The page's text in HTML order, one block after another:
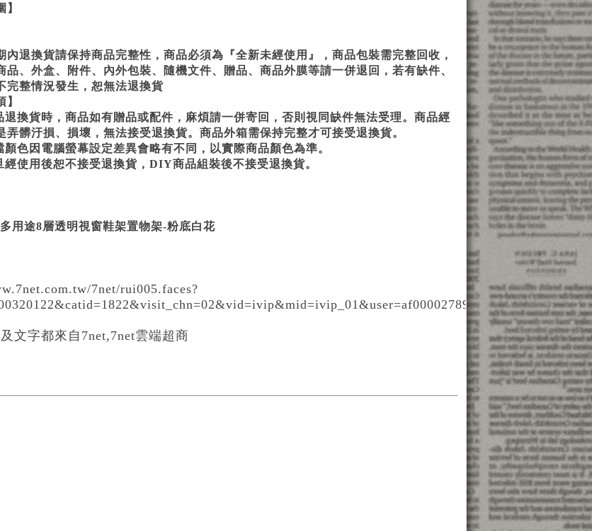
】
內退換貨請保持商品完整性，商品必須為『全新未經使用』，商品包裝需完整回收，
品、外盒、附件、內外包裝、隨機文件、贈品、商品外膜等請一併退回，若有缺件、
完整情況發生，恕無法退換貨
】
退換貨時，商品如有贈品或配件，麻煩請一併寄回，否則視同缺件無法受理。商品經
弄髒汙損、損壞，無法接受退換貨。商品外箱需保持完整才可接受退換貨。
顏色因電腦螢幕設定差異會略有不同，以實際商品顏色為準。
經使用後恕不接受退換貨，DIY商品組裝後不接受退換貨。
用途8層透明視窗鞋架置物架-粉底白花
7net/rui005.faces?
&visit_chn=02&vid=ivip&mid=ivip_01&user=af000027898
文字都來自7net,7net雲端超商